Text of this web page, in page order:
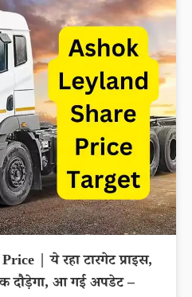
| ये रहा टारगेट प्राइस,
दौड़ेगा, आ गई अपडेट –